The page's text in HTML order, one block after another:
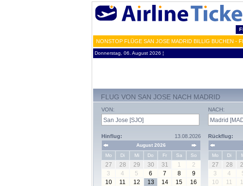
NONSTOP FLÜGE SAN JOSE MADRID BILLIG BUCHEN -
Donnerstag, 06. August 2026 ¦
FLUG VON SAN JOSE NACH MADRID
VON:
Hinflug: 13.08.2026
August 2026
Mo
Di Mi Do Fr Sa So
27 28 29 30 31 1
2
3
4 5 6 7 8
9
10
11 12 13 14 15
16
NACH:
Rückflug:
Mo
Di
27 28
3
4
10
11